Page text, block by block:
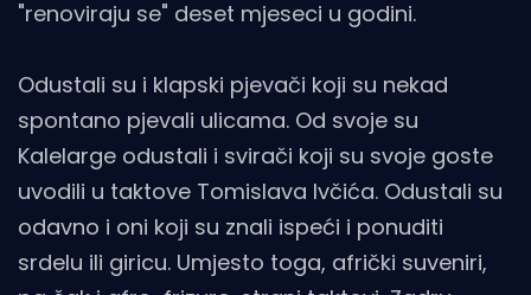
"renoviraju se" deset mjeseci u godini.
Odustali su i klapski pjevači koji su nekad
spontano pjevali ulicama. Od svoje su
Kalelarge odustali i svirači koji su svoje goste
uvodili u taktove Tomislava Ivčića. Odustali su
odavno i oni koji su znali ispeći i ponuditi
srdelu ili giricu. Umjesto toga, afrički suveniri,